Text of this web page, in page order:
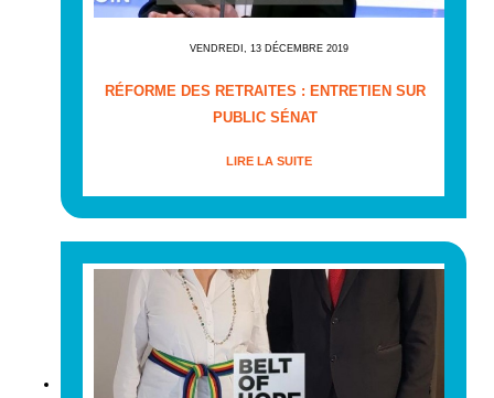
VENDREDI, 13 DÉCEMBRE 2019
RÉFORME DES RETRAITES : ENTRETIEN SUR
PUBLIC SÉNAT
LIRE LA SUITE